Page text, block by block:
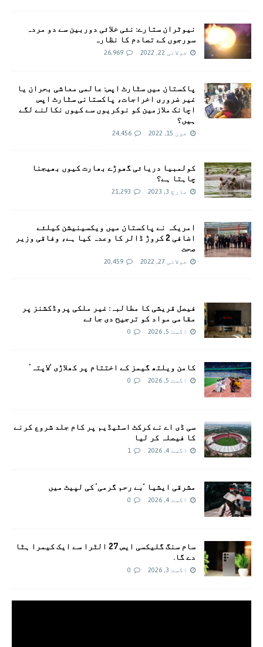
نیوٹران ستارے: نئی خلائی دوربین سے دو مردہ
سورجوں کے تصادم کا نظارہ
جولائی 22, 2022 26,969
پاکستان میں سٹارٹ اپس: عالمی معاشی بحران یا
غیر ضروری اخراجات، پاکستانی سٹارٹ اپس
اچانک ملازمین کو نوکریوں سے کیوں نکالنے لگے
ہیں؟
جون 15, 2022 24,456
کولمبیا دریائی گھوڑے بھارت کیوں بھیجنا
چاہتا ہے؟
مارچ 3, 2023 21,293
امريکہ نے پاکستان میں ویکسینیشن کیلئے
اضافی 2 کروڑ ڈالر کا وعدہ کیا ہے، وفاقی وزیر
صحت
جولائی 27, 2022 20,459
فیصل قریشی کا مطالبہ: غیر ملکی پروڈکشنز پر
مقامی مواد کو ترجیح دی جائے
اگست 5, 2026 0
کامن ویلتھ گیمز کے اختتام پر کھلاڑی ‘لاپتہ’
اگست 5, 2026 0
سی ڈی اے نے کرکٹ اسٹیڈیم پر کام جلد شروع کرنے
کا فیصلہ کر لیا
اگست 4, 2026 1
مشرقی ایشیا ‘بے رحم گرمی’ کی لپیٹ میں
اگست 4, 2026 0
سام سنگ گلیکسی ایس 27 الٹرا سے ایک کیمرا ہٹا
دے گا.
اگست 3, 2026 0